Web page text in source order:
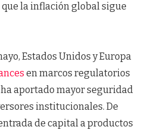
la inflación global sigue
Estados Unidos y Europa
en marcos regulatorios
aportado mayor seguridad
institucionales. De
de capital a productos